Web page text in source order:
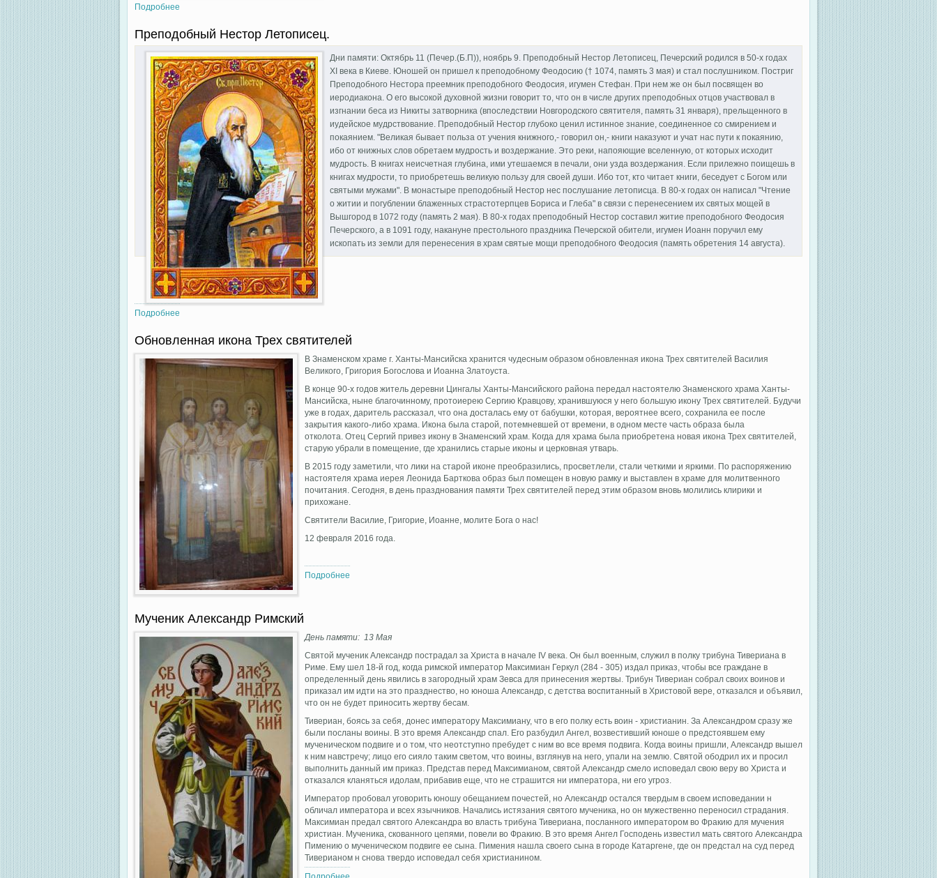
Подробнее
Преподобный Нестор Летописец.
Дни памяти: Октябрь 11 (Печер.(Б.П)), ноябрь 9. Преподобный Нестор Летописец, Печерский родился в 50-х годах
ХI века в Киеве. Юношей он пришел к преподобному Феодосию († 1074, память 3 мая) и стал послушником. Постриг
Преподобного Нестора преемник преподобного Феодосия, игумен Стефан. При нем же он был посвящен во
иеродиакона. О его высокой духовной жизни говорит то, что он в числе других преподобных отцов участвовал в
изгнании беса из Никиты затворника (впоследствии Новгородского святителя, память 31 января), прельщенного в
иудейское мудрствование. Преподобный Нестор глубоко ценил истинное знание, соединенное со смирением и
покаянием. "Великая бывает польза от учения книжного,- говорил он,- книги наказуют и учат нас пути к покаянию,
ибо от книжных слов обретаем мудрость и воздержание. Это реки, напояющие вселенную, от которых исходит
мудрость. В книгах неисчетная глубина, ими утешаемся в печали, они узда воздержания. Если прилежно поищешь в
книгах мудрости, то приобретешь великую пользу для своей души. Ибо тот, кто читает книги, беседует с Богом или
святыми мужами". В монастыре преподобный Нестор нес послушание летописца. В 80-х годах он написал "Чтение
о житии и погублении блаженных страстотерпцев Бориса и Глеба" в связи с перенесением их святых мощей в
Вышгород в 1072 году (память 2 мая). В 80-х годах преподобный Нестор составил житие преподобного Феодосия
Печерского, а в 1091 году, накануне престольного праздника Печерской обители, игумен Иоанн поручил ему
ископать из земли для перенесения в храм святые мощи преподобного Феодосия (память обретения 14 августа).
Подробнее
Обновленная икона Трех святителей
В Знаменском храме г. Ханты-Мансийска хранится чудесным образом обновленная икона Трех святителей Василия
Великого, Григория Богослова и Иоанна Златоуста.
В конце 90-х годов житель деревни Цингалы Ханты-Мансийского района передал настоятелю Знаменского храма Ханты-
Мансийска, ныне благочинному, протоиерею Сергию Кравцову, хранившуюся у него большую икону Трех святителей. Будучи
уже в годах, даритель рассказал, что она досталась ему от бабушки, которая, вероятнее всего, сохранила ее после
закрытия какого-либо храма. Икона была старой, потемневшей от времени, в одном месте часть образа была
отколота. Отец Сергий привез икону в Знаменский храм. Когда для храма была приобретена новая икона Трех святителей,
старую убрали в помещение, где хранились старые иконы и церковная утварь.
В 2015 году заметили, что лики на старой иконе преобразились, просветлели, стали четкими и яркими. По распоряжению
настоятеля храма иерея Леонида Барткова образ был помещен в новую рамку и выставлен в храме для молитвенного
почитания. Сегодня, в день празднования памяти Трех святителей перед этим образом вновь молились клирики и
прихожане.
Святители Василие, Григорие, Иоанне, молите Бога о нас!
12 февраля 2016 года.
Подробнее
Мученик Александр Римский
День памяти: 13 Мая
Святой мученик Александр пострадал за Христа в начале IV века. Он был военным, служил в полку трибуна Тивериана в
Риме. Ему шел 18-й год, когда римской император Максимиан Геркул (284 - 305) издал приказ, чтобы все граждане в
определенный день явились в загородный храм Зевса для принесения жертвы. Трибун Тивериан собрал своих воинов и
приказал им идти на это празднество, но юноша Александр, с детства воспитанный в Христовой вере, отказался и объявил,
что он не будет приносить жертву бесам.
Тивериан, боясь за себя, донес императору Максимиану, что в его полку есть воин - христианин. За Александром сразу же
были посланы воины. В это время Александр спал. Его разбудил Ангел, возвестивший юноше о предстоявшем ему
мученическом подвиге и о том, что неотступно пребудет с ним во все время подвига. Когда воины пришли, Александр вышел
к ним навстречу; лицо его сияло таким светом, что воины, взглянув на него, упали на землю. Святой ободрил их и просил
выполнить данный им приказ. Представ перед Максимианом, святой Александр смело исповедал свою веру во Христа и
отказался кланяться идолам, прибавив еще, что не страшится ни императора, ни его угроз.
Император пробовал уговорить юношу обещанием почестей, но Александр остался твердым в своем исповедании н
обличал императора и всех язычников. Начались истязания святого мученика, но он мужественно переносил страдания.
Максимиан предал святого Александра во власть трибуна Тивериана, посланного императором во Фракию для мучения
христиан. Мученика, скованного цепями, повели во Фракию. В это время Ангел Господень известил мать святого Александра
Пимению о мученическом подвиге ее сына. Пимения нашла своего сына в городе Катаргене, где он предстал на суд перед
Тиверианом н снова твердо исповедал себя христианином.